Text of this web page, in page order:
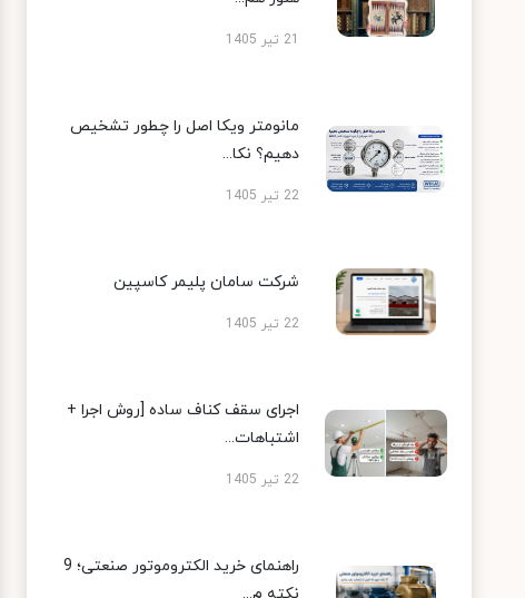
21 تیر 1405
مانومتر ویکا اصل را چطور تشخیص
دهیم؟ نکا...
22 تیر 1405
شرکت سامان پلیمر کاسپین
22 تیر 1405
اجرای سقف کناف ساده [روش اجرا +
اشتباهات...
22 تیر 1405
راهنمای خرید الکتروموتور صنعتی؛ 9